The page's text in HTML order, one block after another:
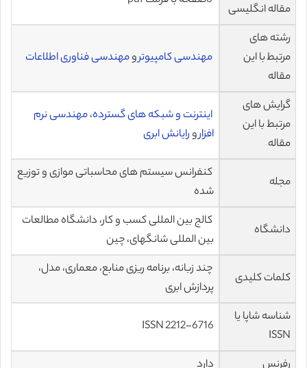
مقاله انگلیسی
رشته های
مرتبط با این
مقاله
مهندسی کامپیوترومهندسی فناوری اطلاعات
گرایش های
مرتبط با این
مقاله
اینترنت و شبکه های گسترده،مهندسی نرم
افزارورایانش ابری
مجله
کنفرانس سیستم های محاسباتی موازی و توزیع
شده
دانشگاه
کالج بین المللی کسب و کار، دانشگاه مطالعات
بین المللی شانگهای، چین
کلمات کلیدی
چند زبانه، برنامه ریزی منابع، معماری، مدل،
پردازش ابری
شناسه شاپا یا
ISSN
ISSN 2212-6716
رفرنس
دارد